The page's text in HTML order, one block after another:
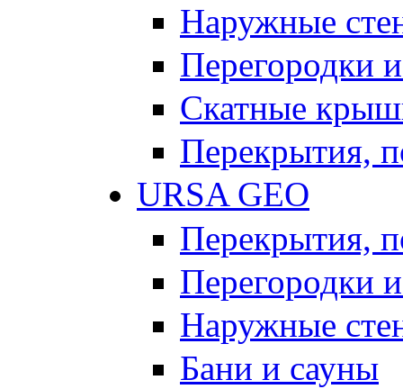
Наружные
Перегородки
Скатные
Перекрытия,
URSA GEO
Перекрытия,
Перегородки
Наружные
Бани и сауны